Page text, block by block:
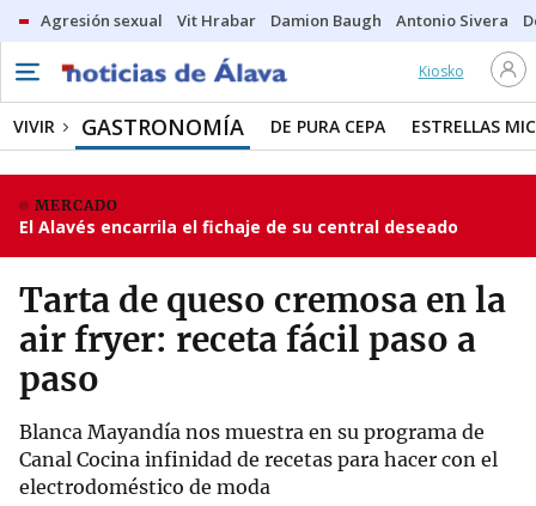
Agresión sexual Vit Hrabar Damion Baugh Antonio Sivera
Kiosko
VIVIR GASTRONOMÍA DE PURA CEPA ESTRELLAS
MERCADO
El Alavés encarrila el fichaje de su central deseado
Tarta de queso cremosa en la
air fryer: receta fácil paso a
paso
Blanca Mayandía nos muestra en su programa de
Canal Cocina infinidad de recetas para hacer con el
electrodoméstico de moda